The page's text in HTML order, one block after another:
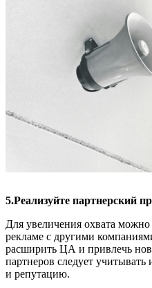
5.Реализуйте партнерский
Для увеличения охвата
рекламе с другими
расширить ЦА и привлечь
партнеров следует учитывать
и репутацию.